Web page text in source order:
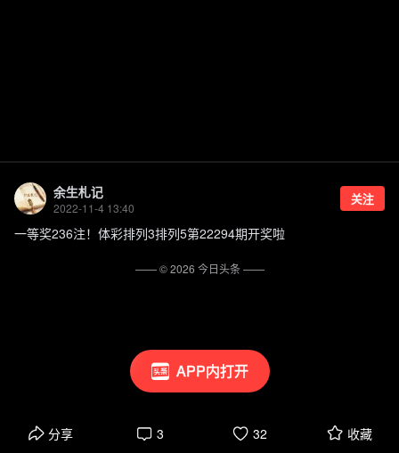
APP内打开
余生札记
2022-11-4 13:40
关注
一等奖236注！体彩排列3排列5第22294期开奖啦
分享 3 32 收藏
—— ©2026 今日头条——